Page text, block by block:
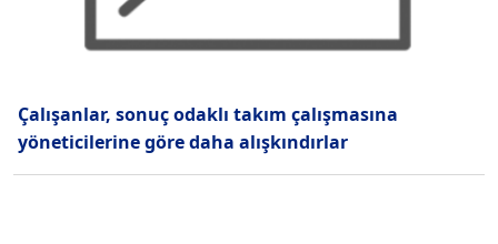
Çalışanlar, sonuç odaklı takım çalışmasına
yöneticilerine göre daha alışkındırlar